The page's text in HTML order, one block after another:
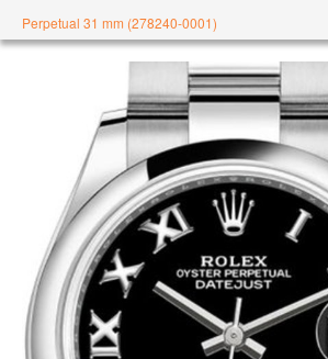
Perpetual 31 mm (278240-0001)